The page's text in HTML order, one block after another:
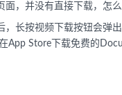
，并没有直接下载，怎么
长按视频下载按钮会
App Store下载免费的